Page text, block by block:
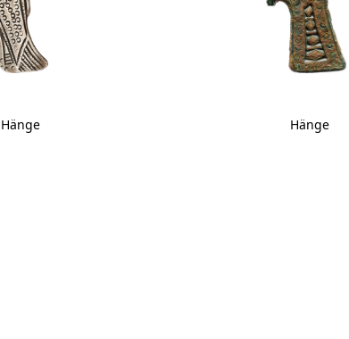
Hänge Hänge